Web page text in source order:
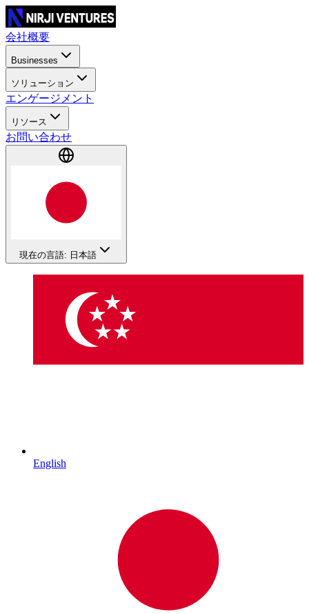
会社概要
Businesses
ソリューション
エンゲージメント
リソース
お問い合わせ
現在の言語: 日本語
English